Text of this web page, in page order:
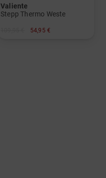
Valiente
Stepp Thermo Weste
54,95 €